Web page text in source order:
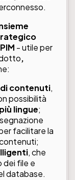
- utile per
,
contenuti,
possibilità
lingue;
facilitare la
, che
dei file e
database.